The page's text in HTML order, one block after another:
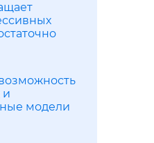
и
модели